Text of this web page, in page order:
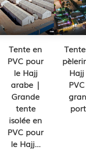
Tente en
PVC pour
le Hajj
arabe |
Grande
tente
isolée en
PVC pour
le Hajj...